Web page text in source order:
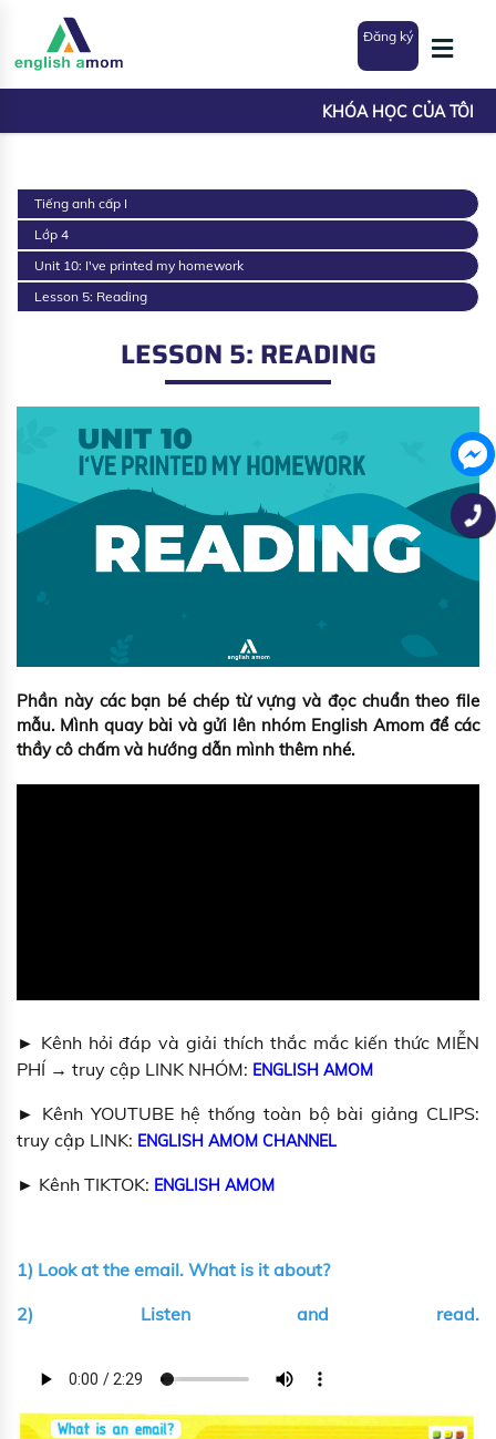
Đăng ký
KHÓA HỌC CỦA TÔI
Tiếng anh cấp I
Lớp 4
Unit 10: I've printed my homework
Lesson 5: Reading
LESSON 5: READING
Phần này các bạn bé chép từ vựng và đọc chuẩn theo file
mẫu. Mình quay bài và gửi lên nhóm English Amom để các
thầy cô chấm và hướng dẫn mình thêm nhé.
► Kênh hỏi đáp và giải thích thắc mắc kiến thức MIỄN
PHÍ → truy cập LINK NHÓM: ENGLISH AMOM
► Kênh YOUTUBE hệ thống toàn bộ bài giảng CLIPS:
truy cập LINK: ENGLISH AMOM CHANNEL
► Kênh TIKTOK: ENGLISH AMOM
1) Look at the email. What is it about?
2) Listen and read.